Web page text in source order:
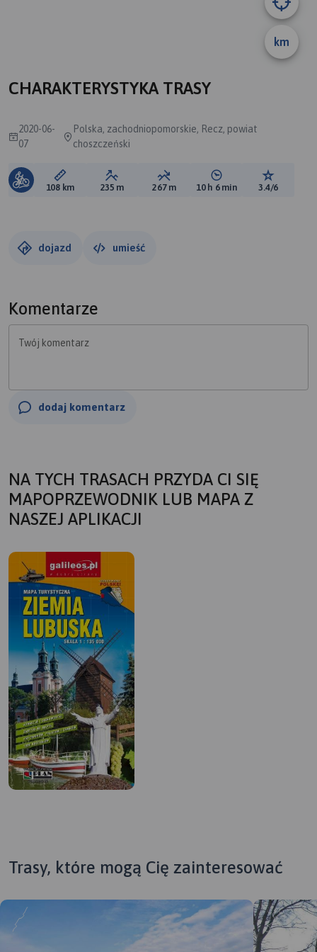
km
CHARAKTERYSTYKA TRASY
2020-06-
07
Polska, zachodniopomorskie, Recz, powiat
choszczeński
Długość trasy:
108 km Suma przewyższeń:
235 m Suma spadków:
267 m Średni czas potrzebny
10 h 6 min Ocena
3.4/6
dojazd umieść
Komentarze
Twój komentarz
dodaj komentarz
NA TYCH TRASACH PRZYDA CI SIĘ
MAPOPRZEWODNIK LUB MAPA Z
NASZEJ APLIKACJI
Trasy, które mogą Cię zainteresować